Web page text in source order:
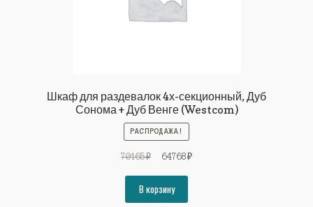
Шкаф для раздевалок 4х-секционный, Дуб
Сонома + Дуб Венге (Westcom)
РАСПРОДАЖА!
70165₽
Первоначальная
составляла
70165₽.
64768₽Текущая
В корзину